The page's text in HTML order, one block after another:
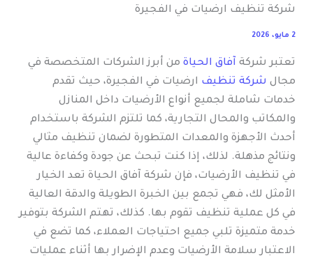
شركة تنظيف ارضيات في الفجيرة
2 مايو، 2026
تعتبر شركة آفاق الحياة من أبرز الشركات المتخصصة في
مجال شركة تنظيف ارضيات في الفجيرة، حيث تقدم
خدمات شاملة لجميع أنواع الأرضيات داخل المنازل
والمكاتب والمحال التجارية، كما تلتزم الشركة باستخدام
أحدث الأجهزة والمعدات المتطورة لضمان تنظيف مثالي
ونتائج مذهلة. لذلك، إذا كنت تبحث عن جودة وكفاءة عالية
في تنظيف الأرضيات، فإن شركة آفاق الحياة تعد الخيار
الأمثل لك، فهي تجمع بين الخبرة الطويلة والدقة العالية
في كل عملية تنظيف تقوم بها. كذلك، تهتم الشركة بتوفير
خدمة متميزة تلبي جميع احتياجات العملاء، كما تضع في
الاعتبار سلامة الأرضيات وعدم الإضرار بها أثناء عمليات